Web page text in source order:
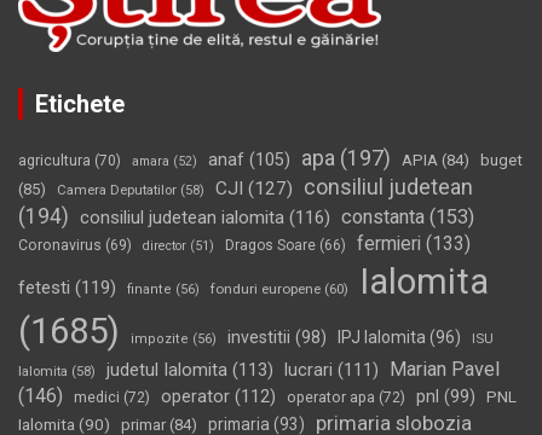
Etichete
agricultura (70) amara (52) anaf (105) apa (197) APIA (84)
buget
(85)
Camera Deputatilor (58) CJI (127)
consiliul judetean
(194) consiliul judetean ialomita (116) constanta (153)
Coronavirus (69) director (51) Dragos Soare (66) fermieri (133)
fetesti (119) finante (56) fonduri europene (60)
Ialomita
(1685)
impozite (56) investitii (98) IPJ Ialomita (96) ISU
Ialomita (58) judetul Ialomita (113) lucrari (111)
Marian Pavel
(146)
medici (72) operator (112) operator apa (72) pnl (99)
PNL
Ialomita (90) primar(84) primaria (93)
primaria slobozia